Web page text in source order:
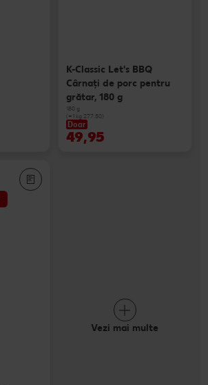
K-Classic Let's BBQ
Cârnaţi de porc pentru
grătar, 180 g
180 g
(=1 kg 277.50)
Doar
49,95
Vezi mai multe